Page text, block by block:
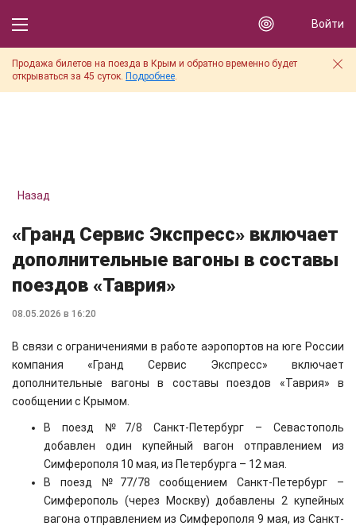
Войти
Продажа билетов на поезда в Крым и обратно временно будет
открываться за 45 суток. Подробнее.
Назад
«Гранд Сервис Экспресс» включает
дополнительные вагоны в составы
поездов «Таврия»
08.05.2026 в 16:20
В связи с ограничениями в работе аэропортов на юге России
компания «Гранд Сервис Экспресс» включает
дополнительные вагоны в составы поездов «Таврия» в
сообщении с Крымом.
В поезд №7/8 Санкт-Петербург – Севастополь
добавлен один купейный вагон отправлением из
Симферополя 10 мая, из Петербурга – 12 мая.
В поезд №77/78 сообщением Санкт-Петербург –
Симферополь (через Москву) добавлены 2 купейных
вагона отправлением из Симферополя 9 мая, из Санкт-